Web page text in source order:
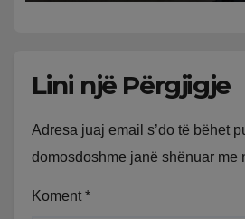
Lini një Përgjigje
Adresa juaj email s’do të bëhet
domosdoshme janë shënuar me
Koment *